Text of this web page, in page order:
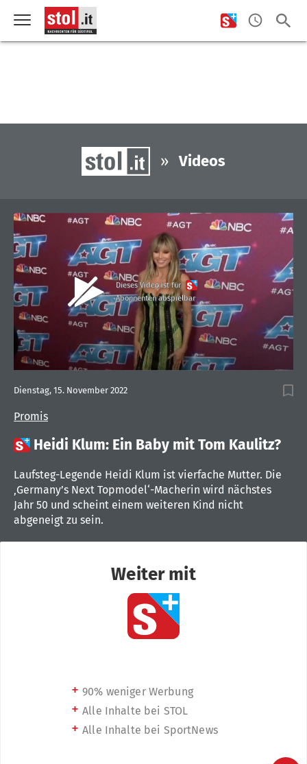
» Videos
Dieses Video ist für
Abonnenten abspielbar
Promis
Dienstag, 15. November 2022
 Heidi Klum: Ein Baby mit Tom Kaulitz?
Laufsteg-Legende Heidi Klum ist vierfache Mutter. Die
‚Germany’s Next Topmodel‘-Macherin wird nächstes
Jahr 50 und scheint einem weiteren Kind nicht
abgeneigt zu sein.